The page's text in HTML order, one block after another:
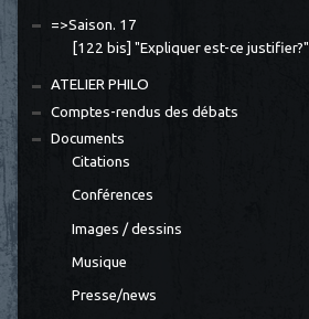
=>Saison. 17
[122 bis] "Expliquer est-ce justifier?"
ATELIER PHILO
Comptes-rendus des débats
Documents
Citations
Conférences
Images / dessins
Musique
Presse/news